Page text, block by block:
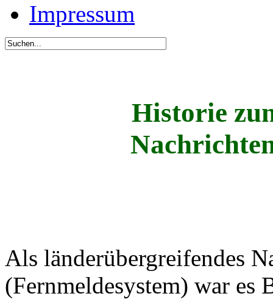
Impressum
Historie
Als länderübergreifendes
(Fernmeldesystem) war es